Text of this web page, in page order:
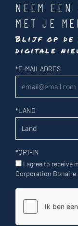
NEEM EEN
MET JE
Blijf op de
digitale
Nieuwsbrief
*E-MAILADRES
*LAND
*OPT-IN
I agree to receive
Corporation